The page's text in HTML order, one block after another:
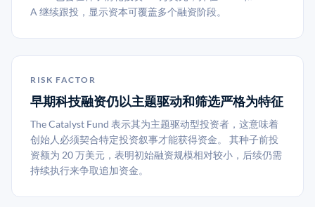
A 继续跟投，显示资本可覆盖多个融资阶段。
RISK FACTOR
早期科技融资仍以主题驱动和筛选严格为特征
The Catalyst Fund 表示其为主题驱动型投资者，这意味着
创始人必须契合特定投资叙事才能获得资金。 其种子前投
资额为 20 万美元，表明初始融资规模相对较小，后续仍需
持续执行来争取追加资金。